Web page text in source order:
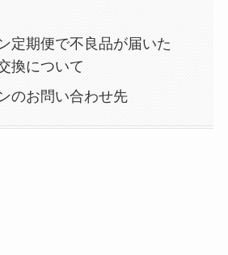
定期便で不良品が届いた
換について
のお問い合わせ先